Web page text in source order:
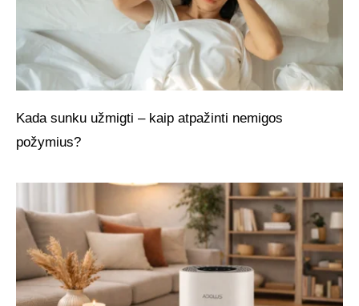
Kada sunku užmigti – kaip atpažinti nemigos
požymius?